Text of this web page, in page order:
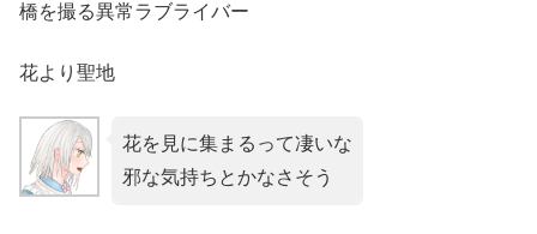
橋を撮る異常ラブライバー
花より聖地
花を見に集まるって凄いな
邪な気持ちとかなさそう